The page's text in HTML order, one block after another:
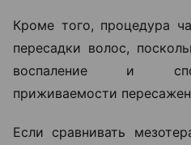
Кроме того, процедура
пересадки волос,
воспаление и
приживаемости
Если сравнивать